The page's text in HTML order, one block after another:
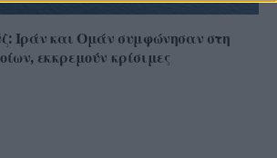
Ιράν και Ομάν συμφώνησαν στη
εκκρεμούν κρίσιμες